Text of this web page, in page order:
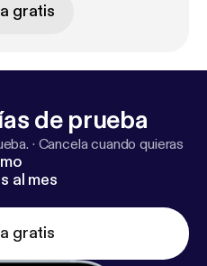
gratis
de prueba
· Cancela cuando quieras
al mes
gratis